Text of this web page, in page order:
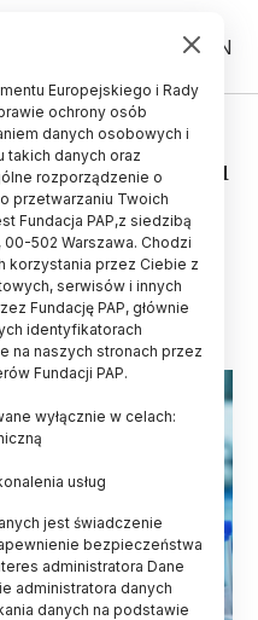
PL EN
w kierunku
na białko
Europejskiego i Rady
ochrony osób
danych osobowych i
takich danych oraz
rozporządzenie o
przetwarzaniu Twoich
Fundacja PAP,z siedzibą
502 Warszawa. Chodzi
korzystania przez Ciebie z
serwisów i innych
Fundację PAP, głównie
identyfikatorach
na naszych stronach przez
Fundacji PAP.
wyłącznie w celach:
usług
jest świadczenie
bezpieczeństwa
administratora Dane
administratora danych
danych na podstawie